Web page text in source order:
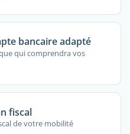
bancaire adapté
qui comprendra vos
fiscal
de votre mobilité